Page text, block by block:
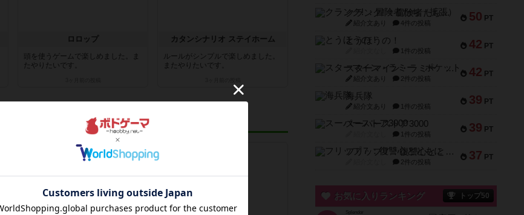
ロロップ
頭を使うゲームで楽しめました。ま
たやりたいです。
カタンシナリオ ステイホーム
ルールがシンプルで楽しめました。
またやりたいです。
50 PT
クランク! ：冒険者たち（拡張）
紹介文あり 4件の投稿
42 PT
とうほうの！
1件の投稿
42 PT
スターマイン・ラミー ポケット
紹介文あり 2件の投稿
39 PT
海兵隊
紹介文あり 1件の投稿
39 PT
スーパーストア3000
1件の投稿
37 PT
フリップ７：復讐心とともに
2件の投稿
お気に入りランキング トップ50